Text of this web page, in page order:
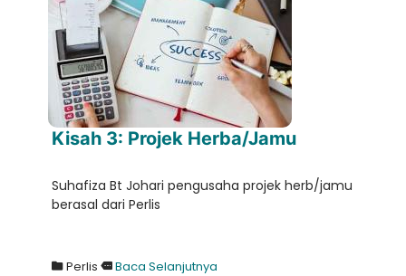
Kisah 3: Projek Herba/Jamu
Suhafiza Bt Johari pengusaha projek herb/jamu
berasal dari Perlis
Perlis Baca Selanjutnya